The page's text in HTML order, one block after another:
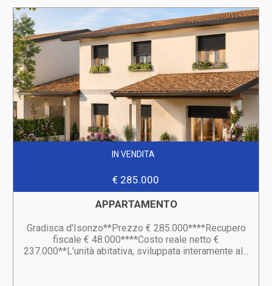
IN VENDITA
€ 285.000
APPARTAMENTO
Gradisca d'Isonzo**Prezzo € 285.000****Recupero
fiscale € 48.000****Costo reale netto €
237.000**L’unità abitativa, sviluppata interamente al...